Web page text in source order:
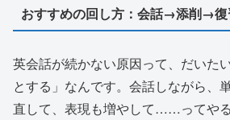
おすすめの回し方：会話→添削→復
英会話が続かない原因って、だいた
とする」なんです。会話しながら、
直して、表現も増やして……ってや